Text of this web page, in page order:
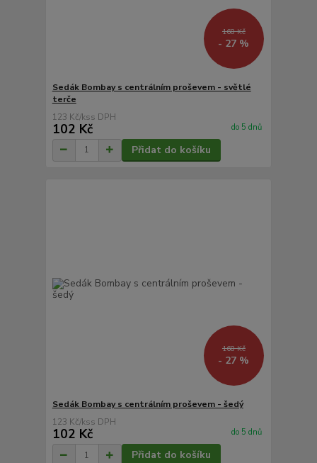
168 Kč
- 27 %
Sedák Bombay s centrálním proševem - světlé
terče
123 Kč/ks
102 Kč do 5 dnů
Přidat do košíku
168 Kč
- 27 %
Sedák Bombay s centrálním proševem - šedý
123 Kč/ks
102 Kč do 5 dnů
Přidat do košíku